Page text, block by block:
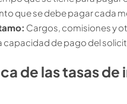
que se debe pagar cada
Cargos, comisiones y
capacidad de pago del
de las tasas